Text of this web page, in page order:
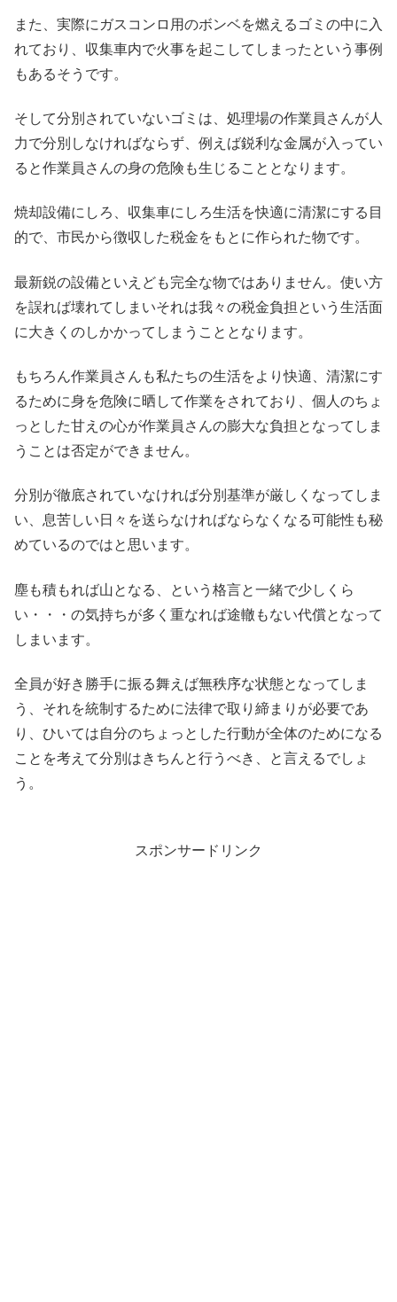
また、実際にガスコンロ用のボンベを燃えるゴミの中に入
れており、収集車内で火事を起こしてしまったという事例
もあるそうです。
そして分別されていないゴミは、処理場の作業員さんが人
力で分別しなければならず、例えば鋭利な金属が入ってい
ると作業員さんの身の危険も生じることとなります。
焼却設備にしろ、収集車にしろ生活を快適に清潔にする目
的で、市民から徴収した税金をもとに作られた物です。
最新鋭の設備といえども完全な物ではありません。使い方
を誤れば壊れてしまいそれは我々の税金負担という生活面
に大きくのしかかってしまうこととなります。
もちろん作業員さんも私たちの生活をより快適、清潔にす
るために身を危険に晒して作業をされており、個人のちょ
っとした甘えの心が作業員さんの膨大な負担となってしま
うことは否定ができません。
分別が徹底されていなければ分別基準が厳しくなってしま
い、息苦しい日々を送らなければならなくなる可能性も秘
めているのではと思います。
塵も積もれば山となる、という格言と一緒で少しくら
い・・・の気持ちが多く重なれば途轍もない代償となって
しまいます。
全員が好き勝手に振る舞えば無秩序な状態となってしま
う、それを統制するために法律で取り締まりが必要であ
り、ひいては自分のちょっとした行動が全体のためになる
ことを考えて分別はきちんと行うべき、と言えるでしょ
う。
スポンサードリンク